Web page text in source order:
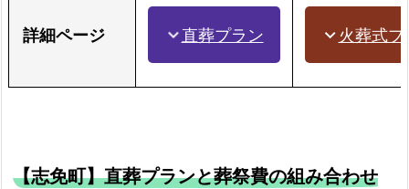
詳細ページ expand_more直葬プラン expand_more火葬式
【志免町】直葬プランと葬祭費の組み合わせ